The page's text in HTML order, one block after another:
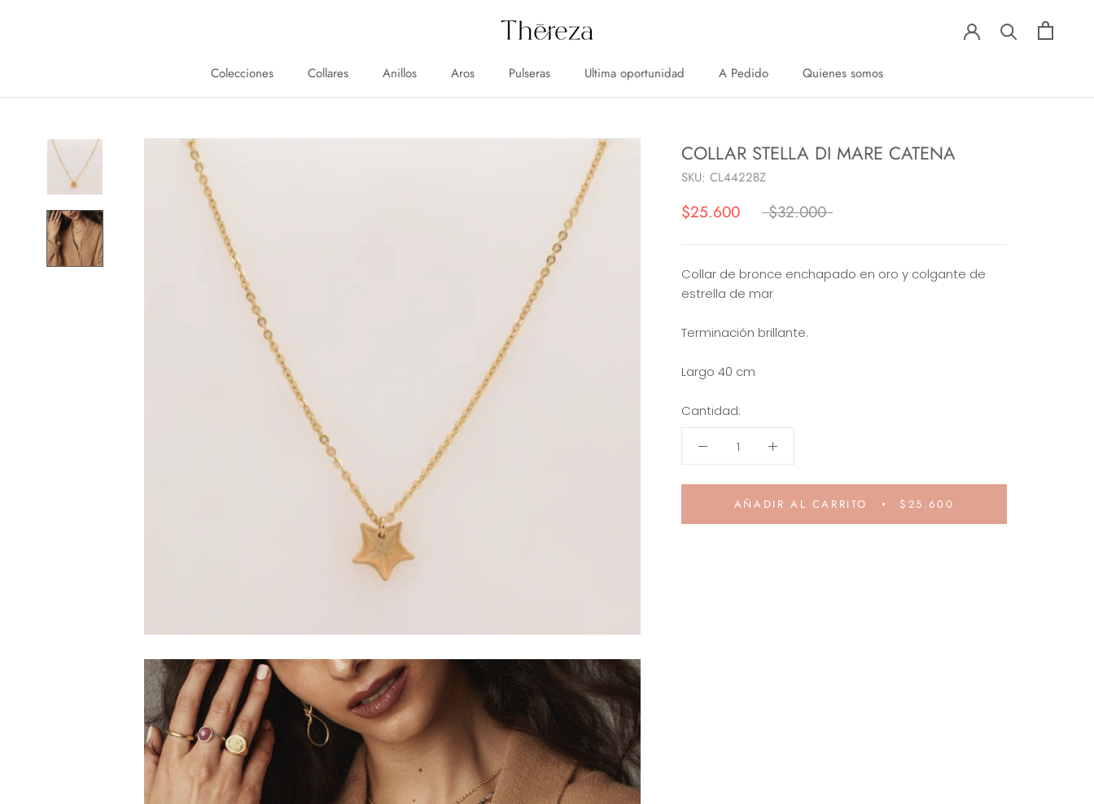
Colecciones
Collares
Anillos
Aros
Pulseras
Ultima oportunidad
A Pedido
Quienes somos
COLLAR STELLA DI MARE CATENA
SKU: CL4422BZ
$25.600 $32.000
Collar de bronce enchapado en oro y colgante de
estrella de mar
Terminación brillante.
Largo 40 cm
Cantidad:
AÑADIR AL CARRITO $25.600